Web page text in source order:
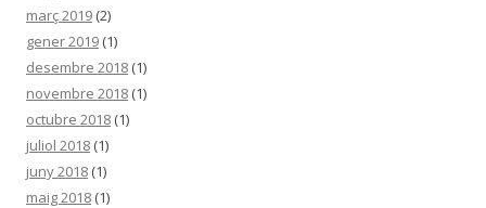
març 2019 (2)
gener 2019 (1)
desembre 2018 (1)
novembre 2018 (1)
octubre 2018 (1)
juliol 2018 (1)
juny 2018 (1)
maig 2018 (1)